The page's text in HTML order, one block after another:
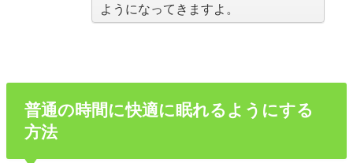
ようになってきますよ。
普通の時間に快適に眠れるようにする
方法